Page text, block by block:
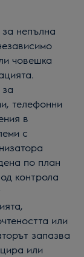
непълна
човешка
телефонни
в
с
по план
контрола
или
запазва
или